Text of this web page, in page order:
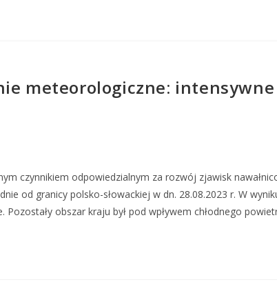
meteorologiczne:
czynnikiem odpowiedzialnym za rozwój zjawisk
od granicy polsko-słowackiej w dn. 28.08.2023 r. W
Pozostały obszar kraju był pod wpływem chłodnego